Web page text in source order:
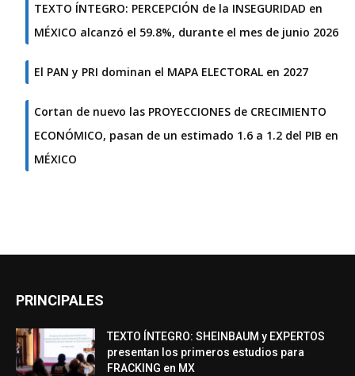
TEXTO ÍNTEGRO: PERCEPCIÓN de la INSEGURIDAD en
MÉXICO alcanzó el 59.8%, durante el mes de junio 2026
El PAN y PRI dominan el MAPA ELECTORAL en 2027
Cortan de nuevo las PROYECCIONES de CRECIMIENTO
ECONÓMICO, pasan de un estimado 1.6 a 1.2 del PIB en
MÉXICO
PRINCIPALES
TEXTO ÍNTEGRO: SHEINBAUM y EXPERTOS
presentan los primeros estudios para
FRACKING en MX